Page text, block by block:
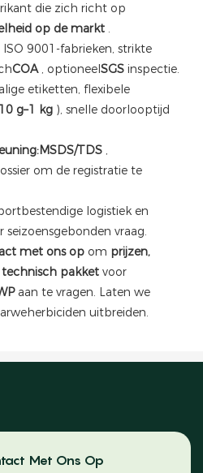
die zich richt op
op de markt .
ISO 9001-fabrieken, strikte
COA, optioneelSGSinspectie.
etiketten, flexibele
10 g–1 kg), snelle doorlooptijd
MSDS/TDS,
om de registratie te
logistiek en
seizoensgebonden vraag.
met ons op om prijzen,
pakket voor
aan te vragen. Laten we
uitbreiden.
Met Ons Op